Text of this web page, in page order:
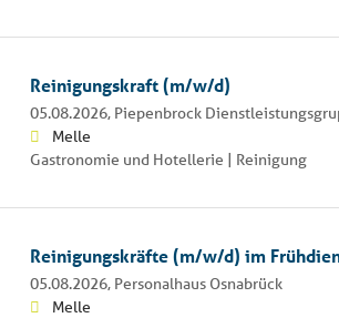
Reinigungskraft (m/w/d)
05.08.2026, Piepenbrock
Melle
Gastronomie und Hotellerie | Reinigung
Reinigungskräfte (m/w/d) im
05.08.2026, Personalhaus Osnabrück
Melle